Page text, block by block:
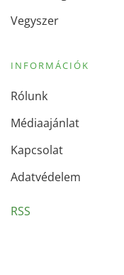
Vegyszer
INFORMÁCIÓK
Rólunk
Médiaajánlat
Kapcsolat
Adatvédelem
RSS